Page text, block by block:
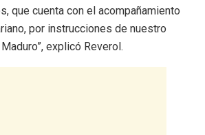
que cuenta con el acompañamiento
por instrucciones de nuestro
explicó Reverol.